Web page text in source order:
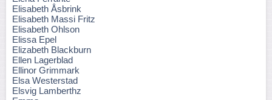
Elisabeth Åsbrink
Elisabeth Massi Fritz
Elisabeth Ohlson
Elissa Epel
Elizabeth Blackburn
Ellen Lagerblad
Ellinor Grimmark
Elsa Westerstad
Elsvig Lamberthz